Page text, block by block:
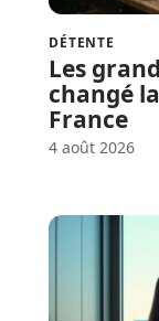
DÉTENTE
Les
changé
France
4 août 2026